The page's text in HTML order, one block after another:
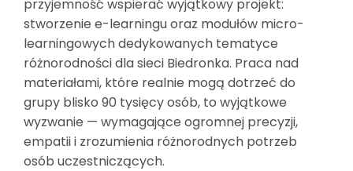
przyjemność wspierać wyjątkowy projekt:
stworzenie e-learningu oraz modułów micro-
learningowych dedykowanych tematyce
różnorodności dla sieci Biedronka. Praca nad
materiałami, które realnie mogą dotrzeć do
grupy blisko 90 tysięcy osób, to wyjątkowe
wyzwanie — wymagające ogromnej precyzji,
empatii i zrozumienia różnorodnych potrzeb
osób uczestniczących.